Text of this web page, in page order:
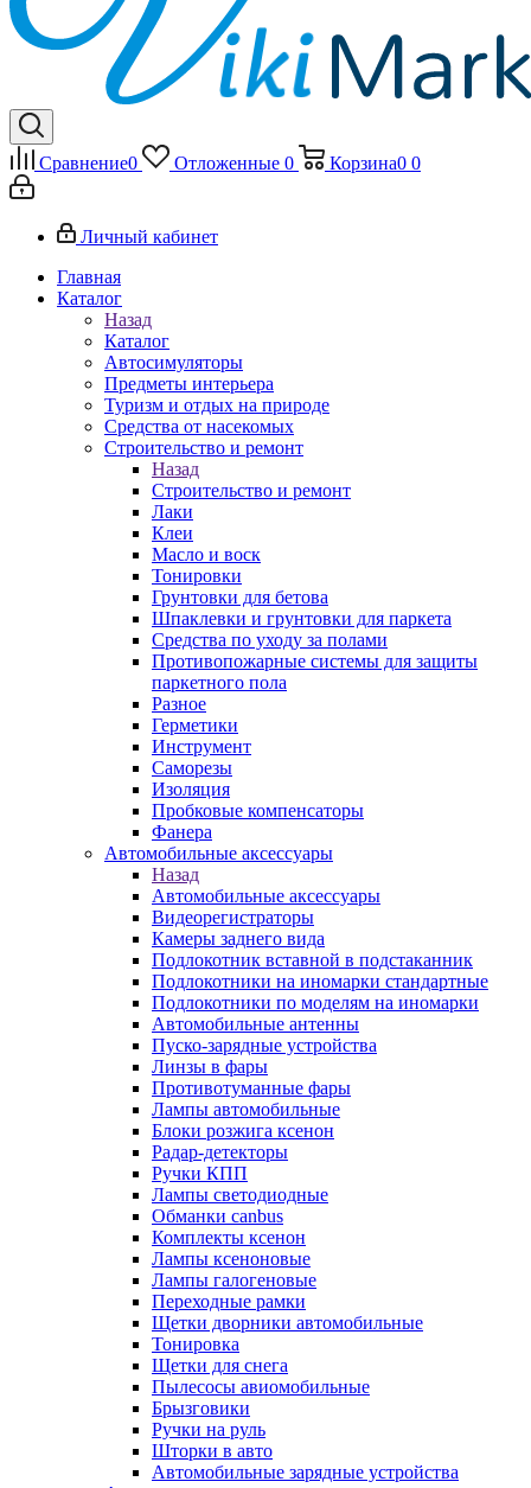
Сравнение0 Отложенные 0 Корзина0 0
Личный кабинет
Главная
Каталог
Назад
Каталог
Автосимуляторы
Предметы интерьера
Туризм и отдых на природе
Средства от насекомых
Строительство и ремонт
Назад
Строительство и ремонт
Лаки
Клеи
Масло и воск
Тонировки
Грунтовки для бетова
Шпаклевки и грунтовки для паркета
Средства по уходу за полами
Противопожарные системы для защиты
паркетного пола
Разное
Герметики
Инструмент
Саморезы
Изоляция
Пробковые компенсаторы
Фанера
Автомобильные аксессуары
Назад
Автомобильные аксессуары
Видеорегистраторы
Камеры заднего вида
Подлокотник вставной в подстаканник
Подлокотники на иномарки стандартные
Подлокотники по моделям на иномарки
Автомобильные антенны
Пуско-зарядные устройства
Линзы в фары
Противотуманные фары
Лампы автомобильные
Блоки розжига ксенон
Радар-детекторы
Ручки КПП
Лампы светодиодные
Обманки canbus
Комплекты ксенон
Лампы ксеноновые
Лампы галогеновые
Переходные рамки
Щетки дворники автомобильные
Тонировка
Щетки для снега
Пылесосы авиомобильные
Брызговики
Ручки на руль
Шторки в авто
Автомобильные зарядные устройства